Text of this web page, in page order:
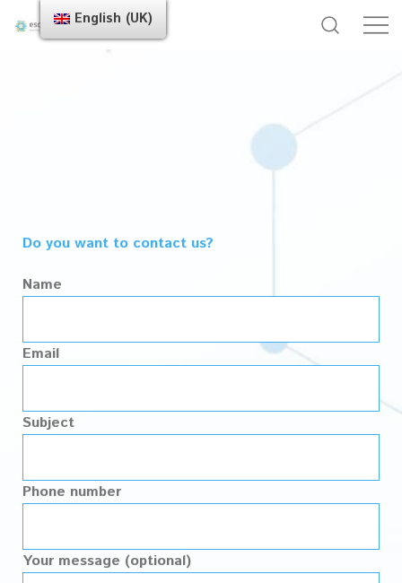
Do you want to contact us?
Name
Email
Subject
Phone number
Your message (optional)
English (UK)